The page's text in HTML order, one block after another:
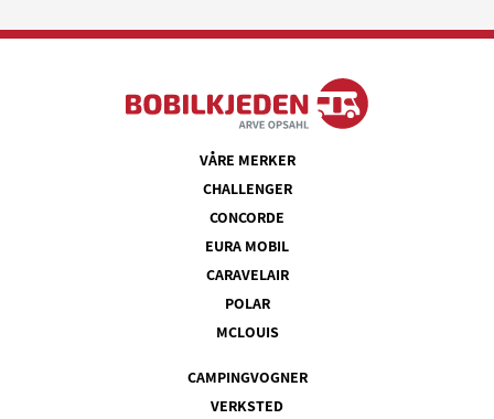
VÅRE MERKER
CHALLENGER
CONCORDE
EURA MOBIL
CARAVELAIR
POLAR
MCLOUIS
CAMPINGVOGNER
VERKSTED